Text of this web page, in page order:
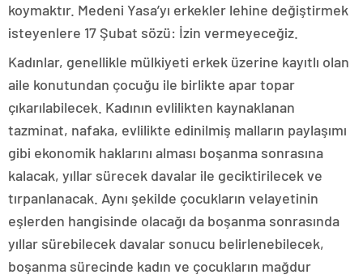
koymaktır. Medeni Yasa’yı erkekler lehine değiştirmek
isteyenlere 17 Şubat sözü: İzin vermeyeceğiz.
Kadınlar, genellikle mülkiyeti erkek üzerine kayıtlı olan
aile konutundan çocuğu ile birlikte apar topar
çıkarılabilecek. Kadının evlilikten kaynaklanan
tazminat, nafaka, evlilikte edinilmiş malların paylaşımı
gibi ekonomik haklarını alması boşanma sonrasına
kalacak, yıllar sürecek davalar ile geciktirilecek ve
tırpanlanacak. Aynı şekilde çocukların velayetinin
eşlerden hangisinde olacağı da boşanma sonrasında
yıllar sürebilecek davalar sonucu belirlenebilecek,
boşanma sürecinde kadın ve çocukların mağdur